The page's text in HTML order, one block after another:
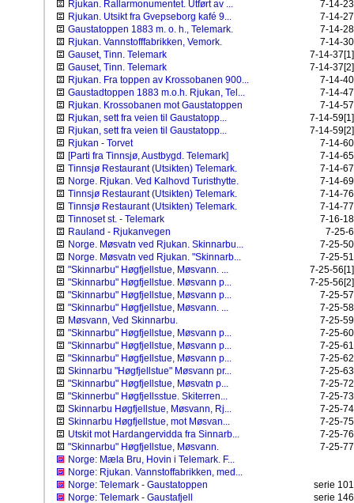
Rjukan. Rallarmonumentet. Utført av ...
7-14-23
Rjukan. Utsikt fra Gvepseborg kafé 9...
7-14-27
Gaustatoppen 1883 m. o. h., Telemark.
7-14-28
Rjukan. Vannstofffabrikken, Vemork.
7-14-30
Gauset, Tinn. Telemark
7-14-37[1]
Gauset, Tinn. Telemark
7-14-37[2]
Rjukan. Fra toppen av Krossobanen 900...
7-14-40
Gaustadtoppen 1883 m.o.h. Rjukan, Tel...
7-14-47
Rjukan. Krossobanen mot Gaustatoppen
7-14-57
Rjukan, sett fra veien til Gaustatopp...
7-14-59[1]
Rjukan, sett fra veien til Gaustatopp...
7-14-59[2]
Rjukan - Torvet
7-14-60
[Parti fra Tinnsjø, Austbygd. Telemark]
7-14-65
Tinnsjø Restaurant (Utsikten) Telemark.
7-14-67
Norge. Rjukan. Ved Kalhovd Turisthytte.
7-14-69
Tinnsjø Restaurant (Utsikten) Telemark.
7-14-76
Tinnsjø Restaurant (Utsikten) Telemark.
7-14-77
Tinnoset st. - Telemark
7-16-18
Rauland - Rjukanvegen
7-25-6
Norge. Møsvatn ved Rjukan. Skinnarbu...
7-25-50
Norge. Møsvatn ved Rjukan. "Skinnarb...
7-25-51
"Skinnarbu" Høgfjellstue, Møsvann. ...
7-25-56[1]
"Skinnarbu" Høgfjellstue. Møsvann p...
7-25-56[2]
"Skinnarbu" Høgfjellstue, Møsvann p...
7-25-57
"Skinnarbu" Høgfjellstue, Møsvann. ...
7-25-58
Møsvann, Ved Skinnarbu.
7-25-59
"Skinnarbu" Høgfjellstue, Møsvann p...
7-25-60
"Skinnarbu" Høgfjellstue, Møsvann p...
7-25-61
"Skinnarbu" Høgfjellstue, Møsvann p...
7-25-62
Skinnarbu "Høgfjellstue" Møsvann pr...
7-25-63
"Skinnarbu" Høgfjellstue, Møsvatn p...
7-25-72
"Skinnerbu" Høgfjellsstue. Skiterren...
7-25-73
Skinnarbu Høgfjellstue, Møsvann, Rj...
7-25-74
Skinnarbu Høgfjellstue, mot Møsvan...
7-25-75
Utskit mot Hardangervidda fra Sinnarb...
7-25-76
"Skinnarbu" Høgfjellstue, Møsvann.
7-25-77
Norge: Mæla Bru, Hovin i Telemark. F...
Norge: Rjukan. Vannstoffabrikken, med...
Norge: Telemark - Gaustatoppen
serie 101
Norge: Telemark - Gaustafjell
serie 146